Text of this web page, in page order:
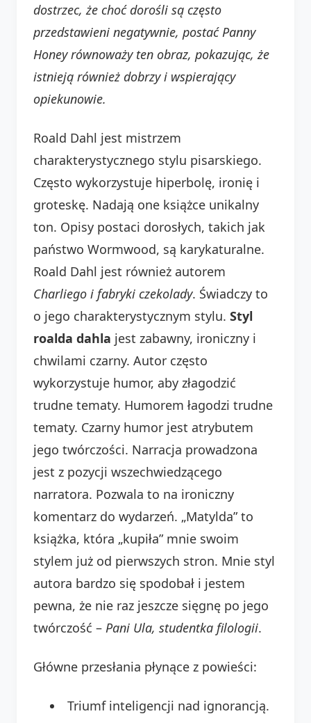
dostrzec, że choć dorośli są często
przedstawieni negatywnie, postać Panny
Honey równoważy ten obraz, pokazując, że
istnieją również dobrzy i wspierający
opiekunowie.
Roald Dahl jest mistrzem
charakterystycznego stylu pisarskiego.
Często wykorzystuje hiperbolę, ironię i
groteskę. Nadają one książce unikalny
ton. Opisy postaci dorosłych, takich jak
państwo Wormwood, są karykaturalne.
Roald Dahl jest również autorem
Charliego i fabryki czekolady. Świadczy to
o jego charakterystycznym stylu. Styl
roalda dahla jest zabawny, ironiczny i
chwilami czarny. Autor często
wykorzystuje humor, aby złagodzić
trudne tematy. Humorem łagodzi trudne
tematy. Czarny humor jest atrybutem
jego twórczości. Narracja prowadzona
jest z pozycji wszechwiedzącego
narratora. Pozwala to na ironiczny
komentarz do wydarzeń. „Matylda” to
książka, która „kupiła” mnie swoim
stylem już od pierwszych stron. Mnie styl
autora bardzo się spodobał i jestem
pewna, że nie raz jeszcze sięgnę po jego
twórczość – Pani Ula, studentka filologii.
Główne przesłania płynące z powieści:
Triumf inteligencji nad ignorancją.